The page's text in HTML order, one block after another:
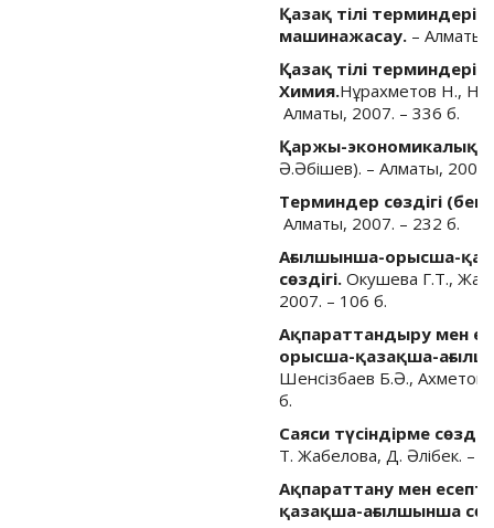
Қазақ тілі
машинажасау. – Алматы,
Қазақ тілі
Химия.Нұрахметов Н.,
Алматы, 2007. – 336 б.
Қаржы-экономикалық
Ә.Әбішев). – Алматы,
Терминдер сөздігі
Алматы, 2007. – 232 б.
Ағылшынша-орысша-
сөздігі. Окушева Г.Т.,
2007. – 106 б.
Ақпараттандыру мен
орысша-қазақша-
Шенсізбаев Б.Ә.,
б.
Саяси түсіндірме сөздік.
Т. Жабелова, Д. Әлібек. –
Ақпараттану мен
қазақша-ағылшынша